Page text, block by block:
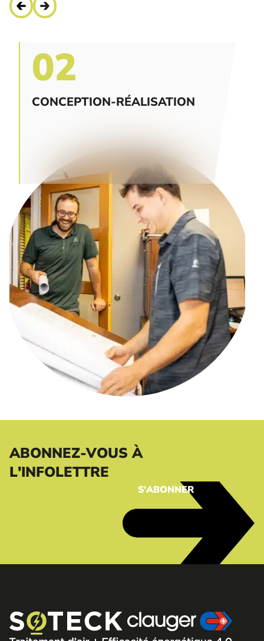
02
CONCEPTION-RÉALISATION
ABONNEZ-VOUS À
L'INFOLETTRE
S'ABONNER